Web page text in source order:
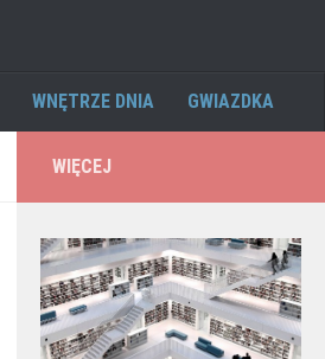
WNĘTRZE DNIA GWIAZDKA
WIĘCEJ